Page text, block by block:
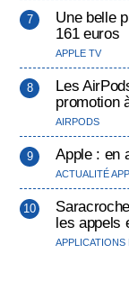
Une belle
161 euros
APPLE TV
Les
promotion
AIRPODS
Apple : en
ACTUALITÉ
les appels
APPLICATIONS